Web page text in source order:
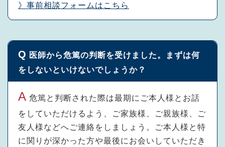
》事前相談フォームはこちら
医師から危篤の判断を受けました。まずは何
をしないといけないでしょうか？
危篤と判断された際は最期にご本人様とお話
をしていただけるよう、ご家族様、ご親族様、ご
友人様などへご連絡をしましょう。ご本人様と特
に関りが深かった方や最後にお会いしていただき